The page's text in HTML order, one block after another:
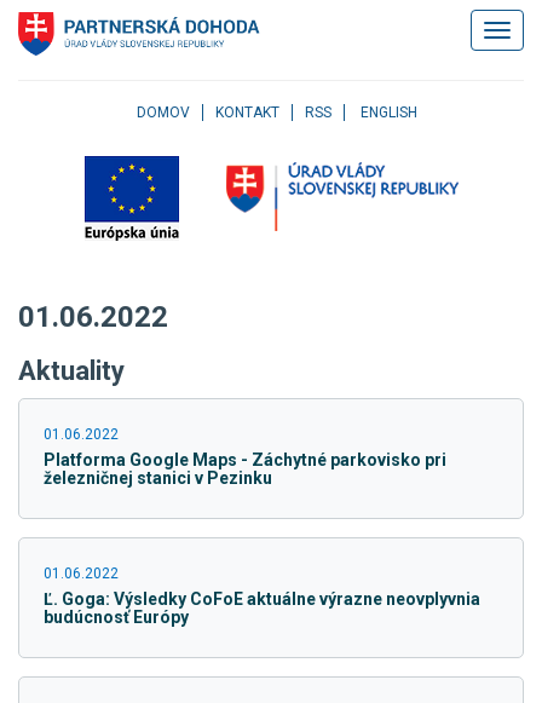
Klávesové
skratky
Skočiť
menu
na
Skočiť
stránky
DOMOV KONTAKT RSS ENGLISH
01.06.2022
Aktuality
01.06.2022
Platforma Google Maps - Záchytné parkovisko pri
železničnej stanici v Pezinku
01.06.2022
Ľ. Goga: Výsledky CoFoE aktuálne výrazne neovplyvnia
budúcnosť Európy